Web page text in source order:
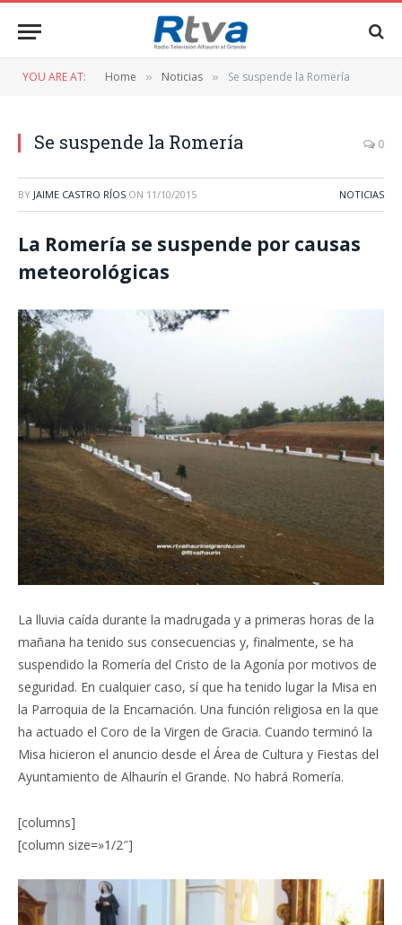
YOU ARE AT: Home » Noticias » Se suspende la Romería
Se suspende la Romería 0
BY JAIME CASTRO RÍOS ON 11/10/2015 NOTICIAS
La Romería se suspende por causas
meteorológicas
La lluvia caída durante la madrugada y a primeras horas de la
mañana ha tenido sus consecuencias y, finalmente, se ha
suspendido la Romería del Cristo de la Agonía por motivos de
seguridad. En cualquier caso, sí que ha tenido lugar la Misa en
la Parroquia de la Encarnación. Una función religiosa en la que
ha actuado el Coro de la Virgen de Gracia. Cuando terminó la
Misa hicieron el anuncio desde el Área de Cultura y Fiestas del
Ayuntamiento de Alhaurín el Grande. No habrá Romería.
[columns]
[column size=»1/2″]